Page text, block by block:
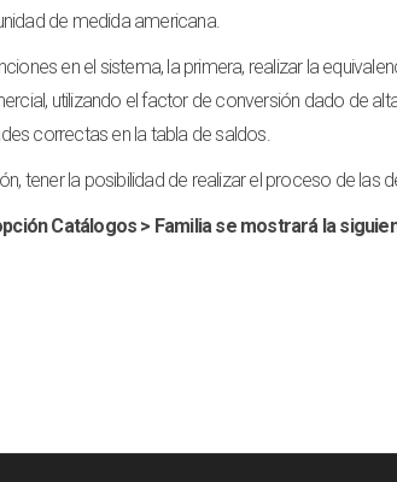
de medida americana.
en el sistema, la primera, realizar la
utilizando el factor de conversión dado de
correctas en la tabla de saldos.
tener la posibilidad de realizar el proceso de las
Catálogos > Familia se mostrará la